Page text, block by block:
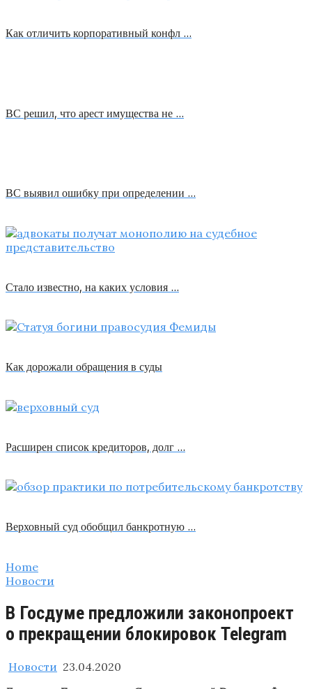
Как отличить корпоративный конфл …
ВС решил, что арест имущества не …
ВС выявил ошибку при определении …
Стало известно, на каких условия …
Как дорожали обращения в суды
Расширен список кредиторов, долг …
Верховный суд обобщил банкротную …
Home
Новости
В Госдуме предложили законопроект
о прекращении блокировок Telegram
Новости 23.04.2020